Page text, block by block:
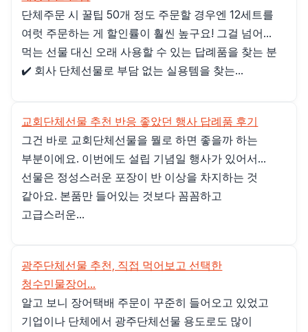
단체주문 시 꿀팁 50개 정도 주문할 경우엔 12세트를
여럿 주문하는 게 할인률이 훨씬 높구요! 그걸 넘어...
먹는 선물 대신 오래 사용할 수 있는 답례품을 찾는 분
✔️ 회사 단체선물로 부담 없는 실용템을 찾는...
교회단체선물 추천 반응 좋았던 행사 답례품 후기
그건 바로 교회단체선물을 뭘로 하면 좋을까 하는
부분이에요. 이번에도 설립 기념일 행사가 있어서...
선물은 정성스러운 포장이 반 이상을 차지하는 것
같아요. 본품만 들어있는 것보다 꼼꼼하고
고급스러운...
광주단체선물 추천, 직접 먹어보고 선택한
청수민물장어...
알고 보니 장어택배 주문이 꾸준히 들어오고 있었고
기업이나 단체에서 광주단체선물 용도로도 많이